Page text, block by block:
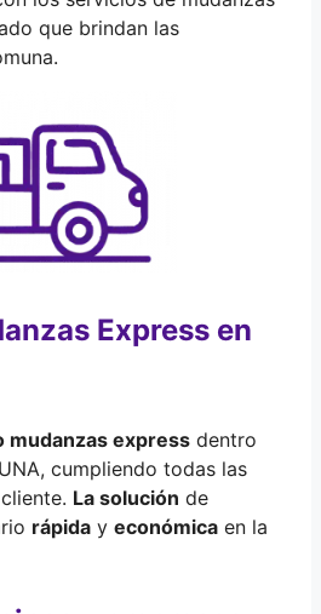
que brindan las
Express en
mudanzas express dentro
cumpliendo todas las
La solución de
rápida y económica en la